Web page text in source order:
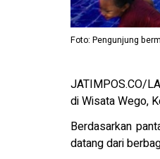
Foto: Pengunjung
JATIMPOS.CO/
di Wisata Wego,
Berdasarkan
datang dari